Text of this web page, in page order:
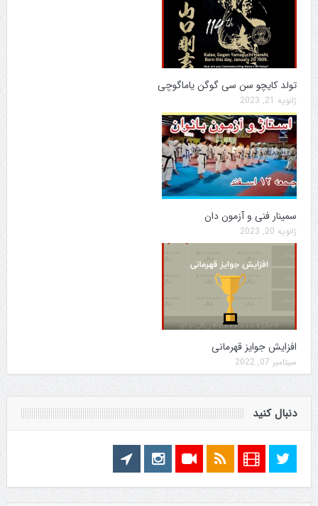
تولد کایچو سن سی گوگن یاماگوچی
ژانویه 21, 2023
سمینار فنی و آزمون دان
ژانویه 20, 2023
افزایش جوایز قهرمانی
سپتامبر 07, 2022
دنبال کنید